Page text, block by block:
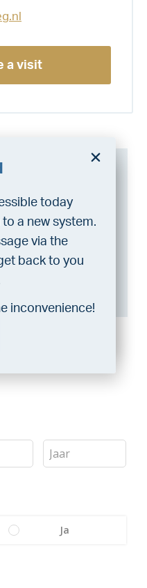
a visit
it within 1
request a
advisor.Click
a
and get
an exclusive
offers
today
a new system.
via the
back to you
inconvenience!